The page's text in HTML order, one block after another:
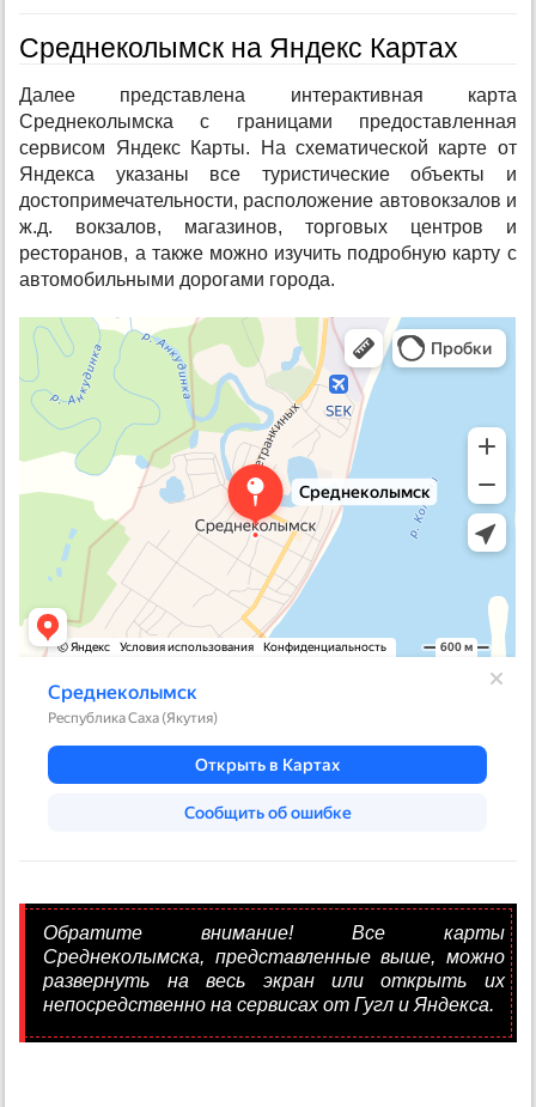
Среднеколымск на Яндекс Картах
Далее представлена интерактивная карта
Среднеколымска с границами предоставленная
сервисом Яндекс Карты. На схематической карте от
Яндекса указаны все туристические объекты и
достопримечательности, расположение автовокзалов и
ж.д. вокзалов, магазинов, торговых центров и
ресторанов, а также можно изучить подробную карту с
автомобильными дорогами города.
Обратите внимание! Все карты
Среднеколымска, представленные выше, можно
развернуть на весь экран или открыть их
непосредственно на сервисах от Гугл и Яндекса.